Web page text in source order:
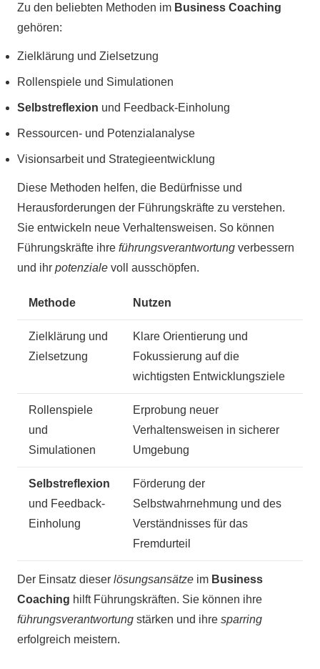
Zu den beliebten Methoden im Business Coaching
gehören:
Zielklärung und Zielsetzung
Rollenspiele und Simulationen
Selbstreflexion und Feedback-Einholung
Ressourcen- und Potenzialanalyse
Visionsarbeit und Strategieentwicklung
Diese Methoden helfen, die Bedürfnisse und
Herausforderungen der Führungskräfte zu verstehen.
Sie entwickeln neue Verhaltensweisen. So können
Führungskräfte ihre führungsverantwortung verbessern
und ihr potenziale voll ausschöpfen.
Methode Nutzen
Zielklärung und
Zielsetzung
Klare Orientierung und
Fokussierung auf die
wichtigsten Entwicklungsziele
Rollenspiele
und
Simulationen
Erprobung neuer
Verhaltensweisen in sicherer
Umgebung
Selbstreflexion
und Feedback-
Einholung
Förderung der
Selbstwahrnehmung und des
Verständnisses für das
Fremdurteil
Der Einsatz dieser lösungsansätze im Business
Coaching hilft Führungskräften. Sie können ihre
führungsverantwortung stärken und ihre sparring
erfolgreich meistern.